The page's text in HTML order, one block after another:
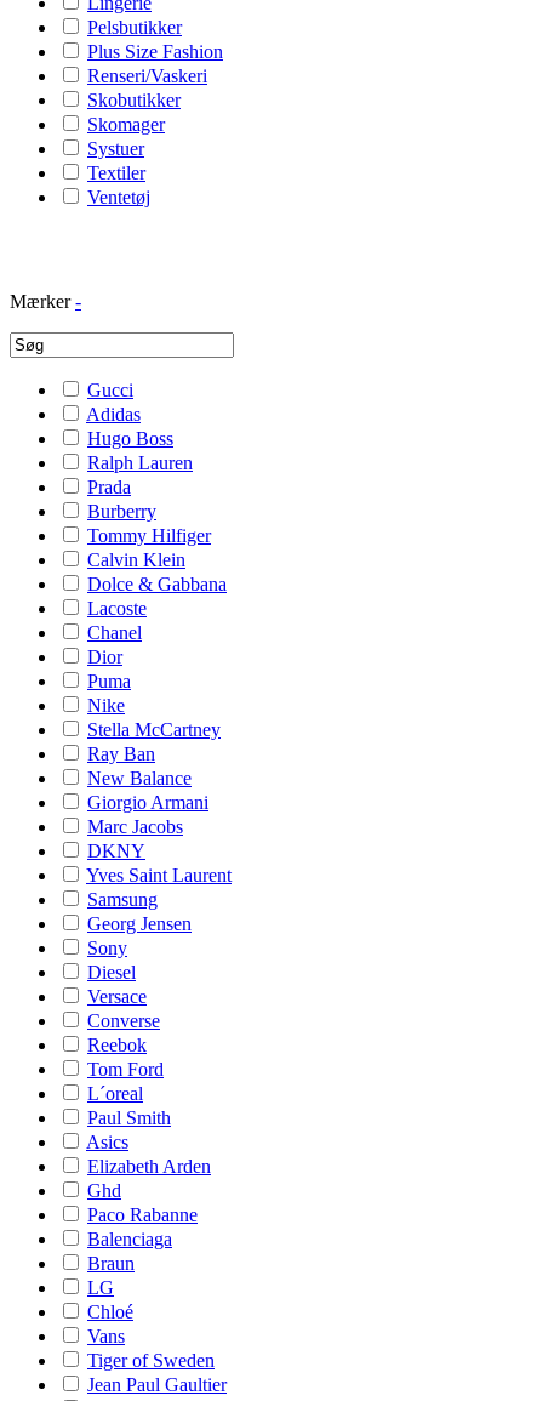
Pelsbutikker
Plus Size Fashion
Renseri/Vaskeri
Skobutikker
Skomager
Systuer
Textiler
Ventetøj
Mærker -
Gucci
Adidas
Hugo Boss
Ralph Lauren
Prada
Burberry
Tommy Hilfiger
Calvin Klein
Dolce & Gabbana
Lacoste
Chanel
Dior
Puma
Nike
Stella McCartney
Ray Ban
New Balance
Giorgio Armani
Marc Jacobs
DKNY
Yves Saint Laurent
Samsung
Georg Jensen
Sony
Diesel
Versace
Converse
Reebok
Tom Ford
L´oreal
Paul Smith
Asics
Elizabeth Arden
Ghd
Paco Rabanne
Balenciaga
Braun
LG
Chloé
Vans
Tiger of Sweden
Jean Paul Gaultier